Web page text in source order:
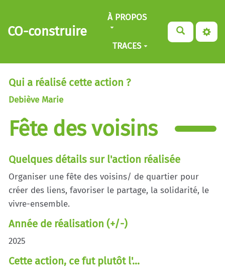
Aller au contenu principal
CO-construire
À PROPOS
TRACES
Qui a réalisé cette action ?
Debiève Marie
Fête des voisins
Quelques détails sur l'action réalisée
Organiser une fête des voisins/ de quartier pour
créer des liens, favoriser le partage, la solidarité, le
vivre-ensemble.
Année de réalisation (+/-)
2025
Cette action, ce fut plutôt l'...